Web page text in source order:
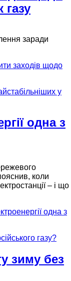
газу
заради
заходів щодо
одна з
коли
– і що
одна з
зиму без